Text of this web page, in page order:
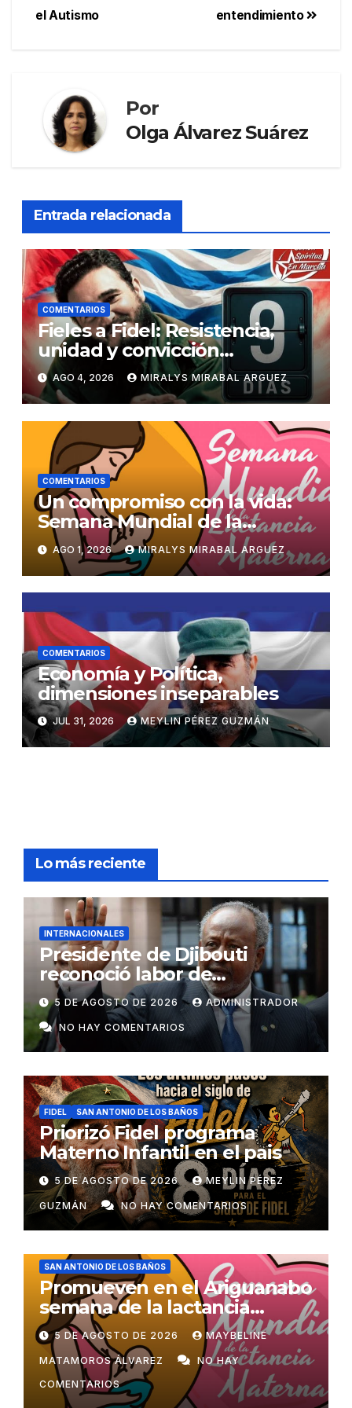
entendimiento
el Autismo
Por
Olga Álvarez Suárez
Entrada relacionada
COMENTARIOS
Fieles a Fidel: Resistencia,
unidad y convicción
revolucionaria
AGO 4, 2026 MIRALYS MIRABAL ARGUEZ
COMENTARIOS
Un compromiso con la vida:
Semana Mundial de la
Lactancia Materna
AGO 1, 2026 MIRALYS MIRABAL ARGUEZ
COMENTARIOS
Economía y Política,
dimensiones inseparables
JUL 31, 2026 MEYLIN PÉREZ GUZMÁN
Lo más reciente
INTERNACIONALES
Presidente de Djibouti
reconoció labor de
colaboradores de Cuba
5 DE AGOSTO DE 2026 ADMINISTRADOR
NO HAY COMENTARIOS
FIDEL SAN ANTONIO DE LOS BAÑOS
Priorizó Fidel programa
Materno Infantil en el pais
5 DE AGOSTO DE 2026 MEYLIN PÉREZ
GUZMÁN NO HAY COMENTARIOS
SAN ANTONIO DE LOS BAÑOS
Promueven en el Ariguanabo
semana de la lactancia
materna
5 DE AGOSTO DE 2026 MAYBELINE
MATAMOROS ÁLVAREZ
NO HAY
COMENTARIOS